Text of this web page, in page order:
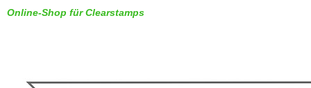
Online-Shop für Clearstamps